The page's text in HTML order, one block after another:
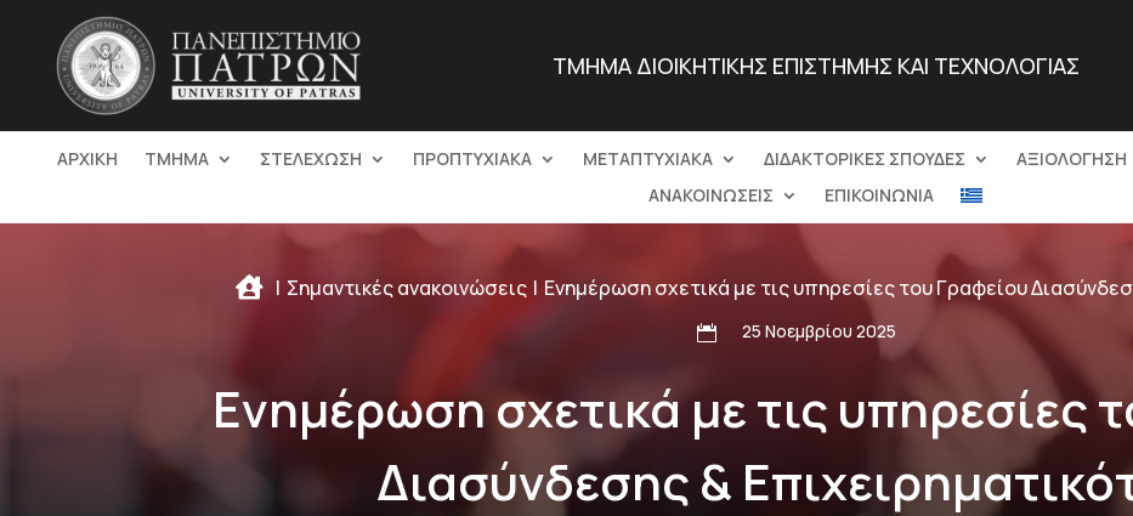
ΤΜΗΜΑ ΔΙΟΙΚΗΤΙΚΗΣ ΕΠΙΣΤΗΜΗΣ ΚΑΙ ΤΕΧΝΟΛΟΓΙΑΣ
ΑΡΧΙΚΗ ΤΜΗΜΑ ΣΤΕΛΕΧΩΣΗ ΠΡΟΠΤΥΧΙΑΚΑ ΜΕΤΑΠΤΥΧΙΑΚΑ ΔΙΔΑΚΤΟΡΙΚΕΣ ΣΠΟΥΔΕΣ ΑΞΙΟΛΟΓΗΣΗ
ΑΝΑΚΟΙΝΩΣΕΙΣ
ΕΠΙΚΟΙΝΩΝΙΑ
 Σημαντικές ανακοινώσεις Ενημέρωση σχετικά με τις υπηρεσίες του Γραφείου
 25 Νοεμβρίου 2025
Ενημέρωση σχετικά με τις υπηρεσίες
Διασύνδεσης &